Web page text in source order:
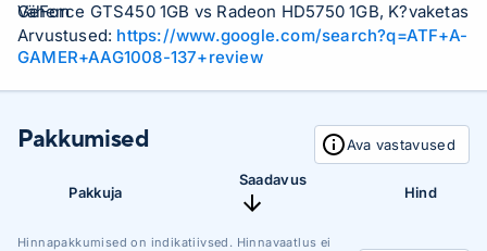
GeForce GTS450 1GB vs Radeon HD5750 1GB, K?vaketas
500GB 7200rpm SATA, DVD-kirjutaja, Arvutikorpus ATX
plus (typical Inwin Griffin v?i samav??rne), Toiteallikas
500-550W (typical 550W Xilence ZXC-XP550.(12)R3 v?i
Cooler Master HYPER 212+ v?i samav??rne),
Vähem
Arvustused: https://www.google.com/search?q=ATF+A-
GAMER+AAG1008-137+review
Pakkumised Ava vastavused
Pakkuja
Saadavus
Hind
Hinnapakkumised on indikatiivsed. Hinnavaatlus ei